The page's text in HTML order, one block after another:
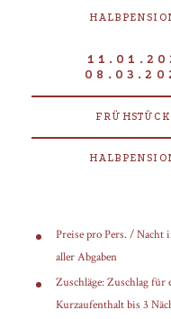
FRÜHSTÜCK
Preise pro Pers. /
aller Abgaben
Zuschläge: Zuschlag
Kurzaufenthalt bis 3